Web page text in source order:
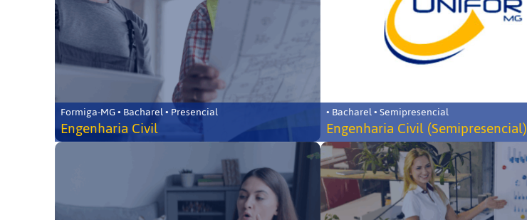
Formiga-MG • Bacharel • Presencial
Engenharia Civil
• Bacharel • Semipresencial
Engenharia Civil (Semipresencial)